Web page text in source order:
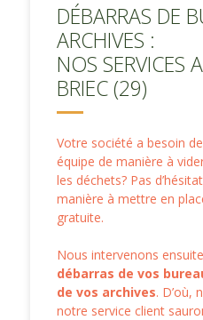
DÉBARRAS DE
ARCHIVES :
NOS SERVICES
BRIEC (29)
Votre société a besoin
équipe de manière à
les déchets? Pas
manière à mettre en
gratuite.
Nous intervenons
débarras de vos
de vos archives. D’où,
notre service client